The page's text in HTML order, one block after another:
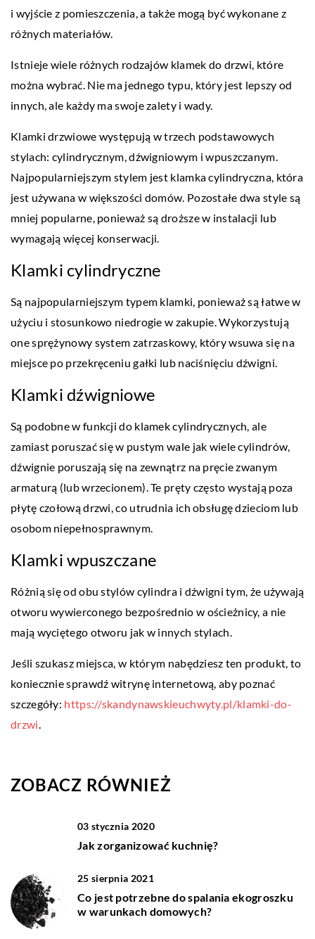
i wyjście z pomieszczenia, a także mogą być wykonane z
różnych materiałów.
Istnieje wiele różnych rodzajów klamek do drzwi, które
można wybrać. Nie ma jednego typu, który jest lepszy od
innych, ale każdy ma swoje zalety i wady.
Klamki drzwiowe występują w trzech podstawowych
stylach: cylindrycznym, dźwigniowym i wpuszczanym.
Najpopularniejszym stylem jest klamka cylindryczna, która
jest używana w większości domów. Pozostałe dwa style są
mniej popularne, ponieważ są droższe w instalacji lub
wymagają więcej konserwacji.
Klamki cylindryczne
Są najpopularniejszym typem klamki, ponieważ są łatwe w
użyciu i stosunkowo niedrogie w zakupie. Wykorzystują
one sprężynowy system zatrzaskowy, który wsuwa się na
miejsce po przekręceniu gałki lub naciśnięciu dźwigni.
Klamki dźwigniowe
Są podobne w funkcji do klamek cylindrycznych, ale
zamiast poruszać się w pustym wale jak wiele cylindrów,
dźwignie poruszają się na zewnątrz na pręcie zwanym
armaturą (lub wrzecionem). Te pręty często wystają poza
płytę czołową drzwi, co utrudnia ich obsługę dzieciom lub
osobom niepełnosprawnym.
Klamki wpuszczane
Różnią się od obu stylów cylindra i dźwigni tym, że używają
otworu wywierconego bezpośrednio w ościeżnicy, a nie
mają wyciętego otworu jak w innych stylach.
Jeśli szukasz miejsca, w którym nabędziesz ten produkt, to
koniecznie sprawdź witrynę internetową, aby poznać
szczegóły: https://skandynawskieuchwyty.pl/klamki-do-
drzwi
ZOBACZ RÓWNIEŻ
03 stycznia 2020
Jak zorganizować kuchnię?
25 sierpnia 2021
Co jest potrzebne do spalania ekogroszku
w warunkach domowych?